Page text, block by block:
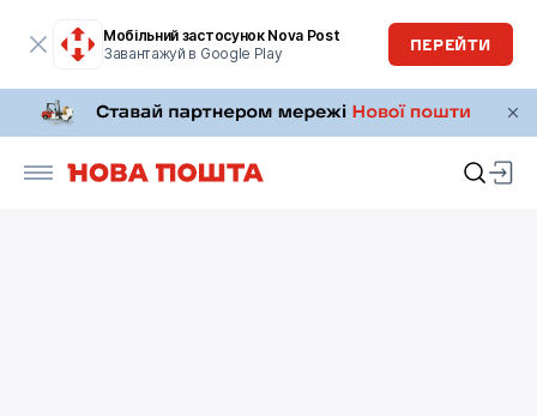
Мобільний застосунок Nova Post
Завантажуй в Google Play
ПЕРЕЙТИ